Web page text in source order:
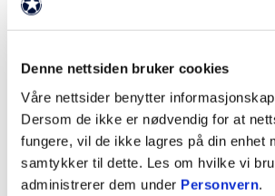
Denne nettsiden bruker cookies
Våre nettsider benytter
Dersom de ikke er nødvendig for at
fungere, vil de ikke lagres på din enhet
samtykker til dette. Les om hvilke vi
administrerer dem under Personvern.
Avspark er klokken 1600
Velkommen!